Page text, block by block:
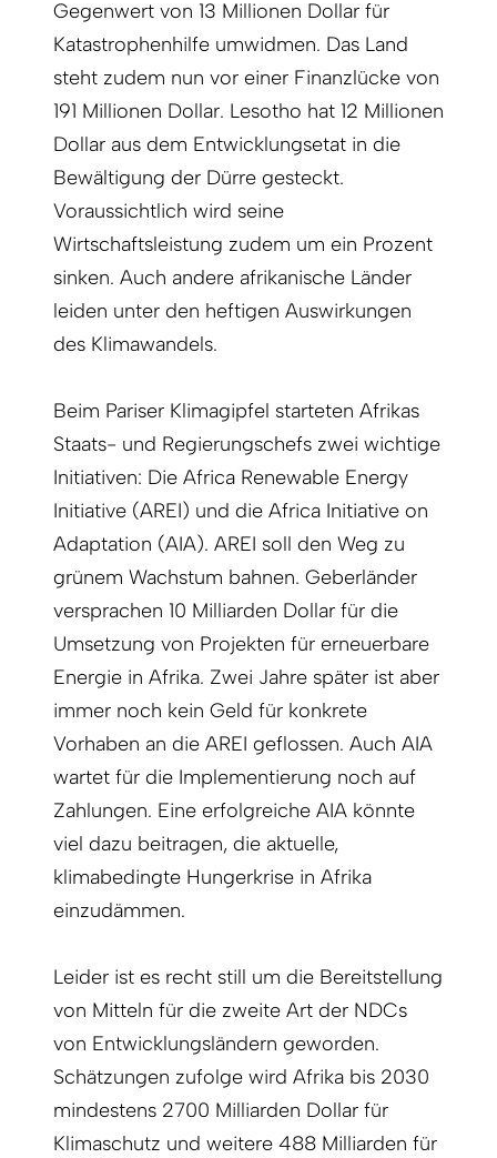
Gegenwert von 13 Millionen Dollar für
Katastrophenhilfe umwidmen. Das Land
steht zudem nun vor einer Finanzlücke von
191 Millionen Dollar. Lesotho hat 12 Millionen
Dollar aus dem Entwicklungsetat in die
Bewältigung der Dürre gesteckt.
Voraussichtlich wird seine
Wirtschaftsleistung zudem um ein Prozent
sinken. Auch andere afrikanische Länder
leiden unter den heftigen Auswirkungen
des Klimawandels.
Beim Pariser Klimagipfel starteten Afrikas
Staats- und Regierungschefs zwei wichtige
Initiativen: Die Africa Renewable Energy
Initiative (AREI) und die Africa Initiative on
Adaptation (AIA). AREI soll den Weg zu
grünem Wachstum bahnen. Geberländer
versprachen 10 Milliarden Dollar für die
Umsetzung von Projekten für erneuerbare
Energie in Afrika. Zwei Jahre später ist aber
immer noch kein Geld für konkrete
Vorhaben an die AREI geflossen. Auch AIA
wartet für die Implementierung noch auf
Zahlungen. Eine erfolgreiche AIA könnte
viel dazu beitragen, die aktuelle,
klimabedingte Hungerkrise in Afrika
einzudämmen.
Leider ist es recht still um die Bereitstellung
von Mitteln für die zweite Art der NDCs
von Entwicklungsländern geworden.
Schätzungen zufolge wird Afrika bis 2030
mindestens 2700 Milliarden Dollar für
Klimaschutz und weitere 488 Milliarden für